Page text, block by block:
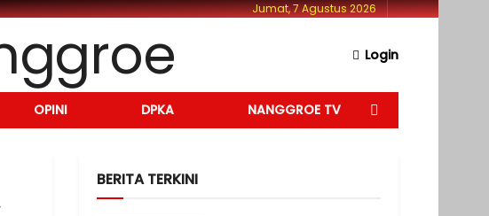
Jumat, 7 Agustus 2026
Login
OPINI DPKA NANGGROE TV
BERITA TERKINI